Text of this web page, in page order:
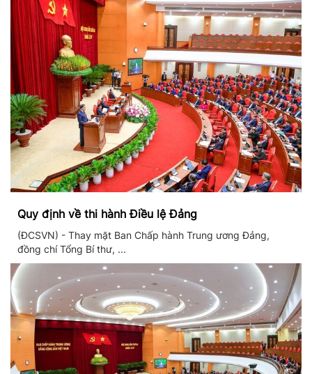
Quy định về thi hành Điều lệ Đảng
(ĐCSVN) - Thay mặt Ban Chấp hành Trung ương Đảng,
đồng chí Tổng Bí thư, ...